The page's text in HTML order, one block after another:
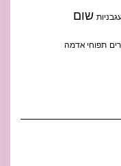
שום
תפוחי אדמה